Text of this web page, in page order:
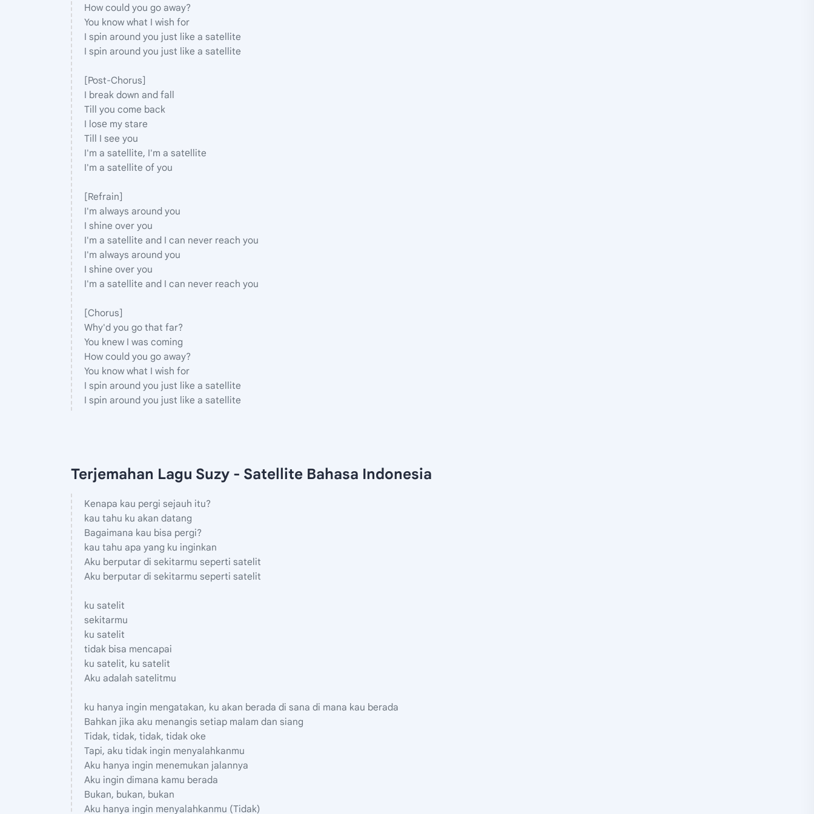
How could you go away?
You know what I wish for
I spin around you just like a satellite
I spin around you just like a satellite
[Post-Chorus]
I break down and fall
Till you come back
I losе my stare
Till I see you
I'm a satellite, I'm a satеllite
I'm a satellite of you
[Refrain]
I'm always around you
I shine over you
I'm a satellite and I can never reach you
I'm always around you
I shine over you
I'm a satellite and I can never reach you
[Chorus]
Why'd you go that far?
You knew I was coming
How could you go away?
You know what I wish for
I spin around you just like a satellite
I spin around you just like a satellite
Terjemahan Lagu Suzy - Satellite Bahasa Indonesia
Kenapa kau pergi sejauh itu?
kau tahu ku akan datang
Bagaimana kau bisa pergi?
kau tahu apa yang ku inginkan
Aku berputar di sekitarmu seperti satelit
Aku berputar di sekitarmu seperti satelit
ku satelit
sekitarmu
ku satelit
tidak bisa mencapai
ku satelit, ku satelit
Aku adalah satelitmu
ku hanya ingin mengatakan, ku akan berada di sana di mana kau berada
Bahkan jika aku menangis setiap malam dan siang
Tidak, tidak, tidak, tidak oke
Tapi, aku tidak ingin menyalahkanmu
Aku hanya ingin menemukan jalannya
Aku ingin dimana kamu berada
Bukan, bukan, bukan
Aku hanya ingin menyalahkanmu (Tidak)